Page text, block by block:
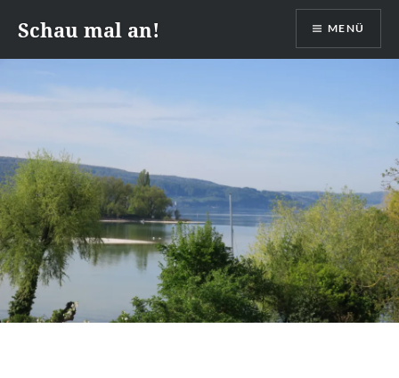
Inhalt
springen
Schau mal an! MENÜ